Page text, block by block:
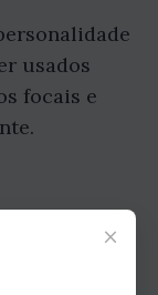
usados
focais e
cor.
×